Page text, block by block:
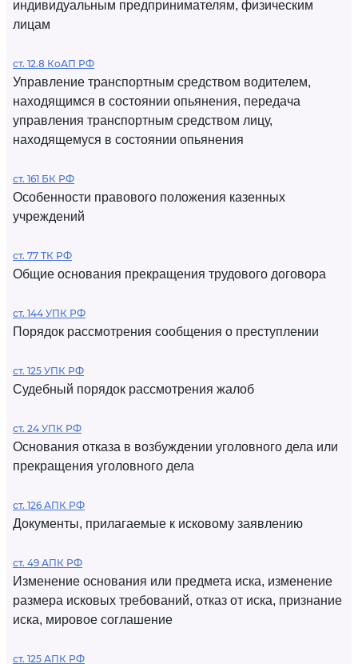
индивидуальным предпринимателям, физическим
лицам
ст. 12.8 КоАП РФ
Управление транспортным средством водителем,
находящимся в состоянии опьянения, передача
управления транспортным средством лицу,
находящемуся в состоянии опьянения
ст. 161 БК РФ
Особенности правового положения казенных
учреждений
ст. 77 ТК РФ
Общие основания прекращения трудового договора
ст. 144 УПК РФ
Порядок рассмотрения сообщения о преступлении
ст. 125 УПК РФ
Судебный порядок рассмотрения жалоб
ст. 24 УПК РФ
Основания отказа в возбуждении уголовного дела или
прекращения уголовного дела
ст. 126 АПК РФ
Документы, прилагаемые к исковому заявлению
ст. 49 АПК РФ
Изменение основания или предмета иска, изменение
размера исковых требований, отказ от иска, признание
иска, мировое соглашение
ст. 125 АПК РФ